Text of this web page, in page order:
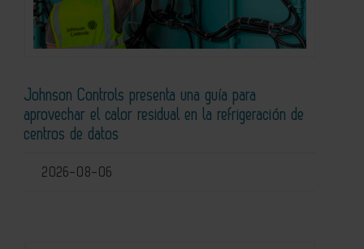
Johnson Controls presenta una guía para
aprovechar el calor residual en la refrigeración de
centros de datos
2026-08-06